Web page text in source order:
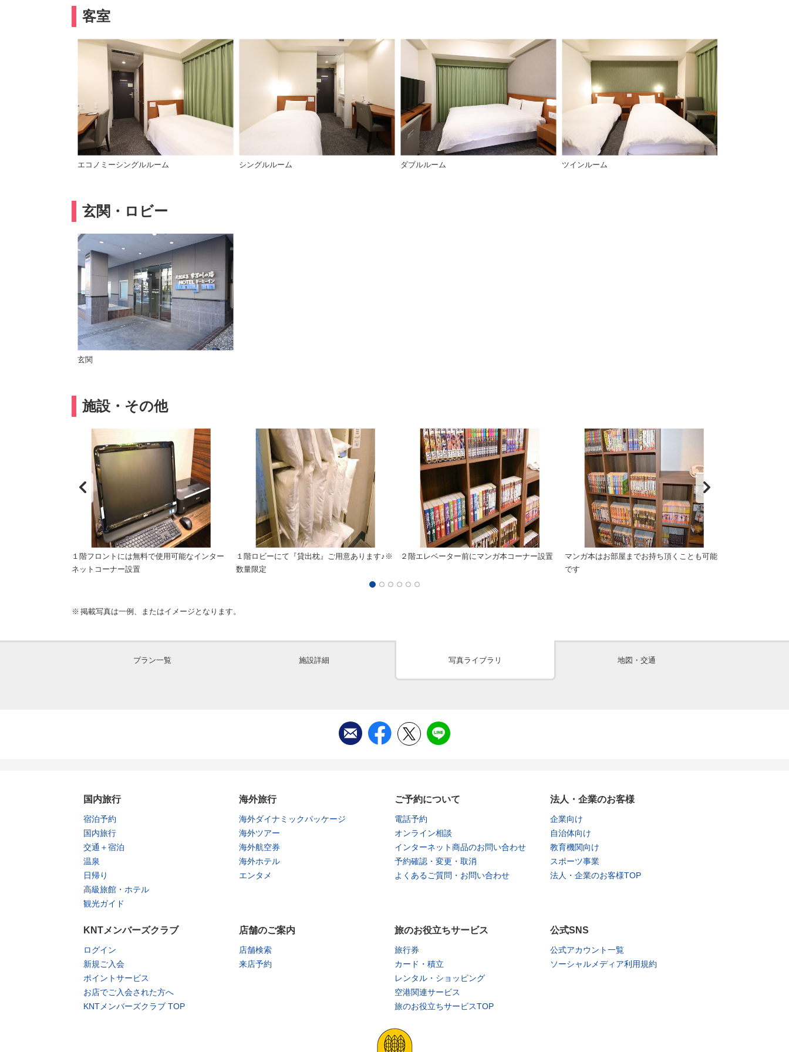
客室
エコノミーシングルルーム シングルルーム ダブルルーム ツインルーム
玄関・ロビー
玄関
施設・その他
１階フロントには無料で使用可能なインター
ネットコーナー設置
１階ロビーにて『貸出枕』ご用意あります♪※
数量限定
２階エレベーター前にマンガ本コーナー設置
マンガ本はお部屋までお持ち頂くことも可能
です
掲載写真は一例、またはイメージとなります。
プラン一覧 施設詳細 写真ライブラリ 地図・交通
国内旅行
宿泊予約
国内旅行
交通＋宿泊
温泉
日帰り
高級旅館・ホテル
観光ガイド
海外旅行
海外ダイナミックパッケージ
海外ツアー
海外航空券
海外ホテル
エンタメ
ご予約について
電話予約
オンライン相談
インターネット商品のお問い合わせ
予約確認・変更・取消
よくあるご質問・お問い合わせ
法人・企業のお客様
企業向け
自治体向け
教育機関向け
スポーツ事業
法人・企業のお客様TOP
KNTメンバーズクラブ
ログイン
新規ご入会
ポイントサービス
お店でご入会された方へ
KNTメンバーズクラブ TOP
店舗のご案内
店舗検索
来店予約
旅のお役立ちサービス
旅行券
カード・積立
レンタル・ショッピング
空港関連サービス
旅のお役立ちサービスTOP
公式SNS
公式アカウント一覧
ソーシャルメディア利用規約